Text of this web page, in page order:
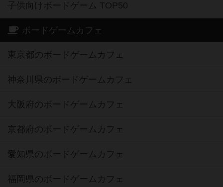
子供向けボードゲーム TOP50
ボードゲームカフェ
東京都のボードゲームカフェ
神奈川県のボードゲームカフェ
大阪府のボードゲームカフェ
京都府のボードゲームカフェ
愛知県のボードゲームカフェ
福岡県のボードゲームカフェ